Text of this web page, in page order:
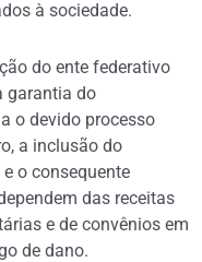
à sociedade.
do ente federativo
garantia do
o devido processo
a inclusão do
o consequente
das receitas
e de convênios em
de dano.